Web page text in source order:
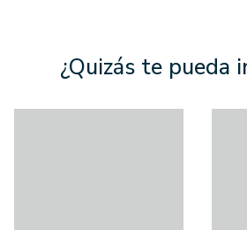
¿Quizás te pueda